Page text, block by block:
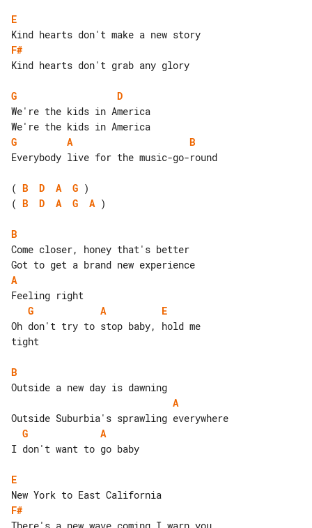
E
F#
Kind hearts don't grab any glory
G
D
We're the kids in America
G
A
B
Everybody live for the music-go-round
( B D A G
( B D A G A )
B
Come closer, honey that's better
A
G
A
E
Oh don't try to stop baby, hold me
tight
B
A
G
A
I don't want to go baby
E
F#